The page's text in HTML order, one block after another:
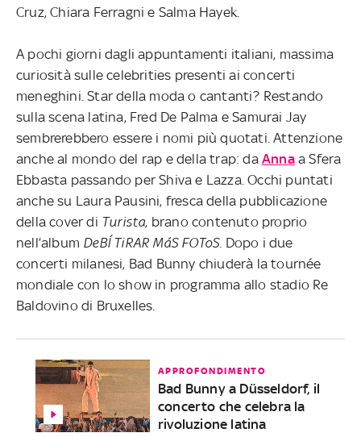
Cruz, Chiara Ferragni e Salma Hayek.
A pochi giorni dagli appuntamenti italiani, massima
curiosità sulle celebrities presenti ai concerti
meneghini. Star della moda o cantanti? Restando
sulla scena latina, Fred De Palma e Samurai Jay
sembrerebbero essere i nomi più quotati. Attenzione
anche al mondo del rap e della trap: da Annaa Sfera
Ebbasta passando per Shiva e Lazza. Occhi puntati
anche su Laura Pausini, fresca della pubblicazione
della cover di Turista, brano contenuto proprio
nell’album DeBÍ TiRAR MáS FOToS. Dopo i due
concerti milanesi, Bad Bunny chiuderà la tournée
mondiale con lo show in programma allo stadio Re
Baldovino di Bruxelles.
APPROFONDIMENTO
Bad Bunny a Düsseldorf, il
concerto che celebra la
rivoluzione latina